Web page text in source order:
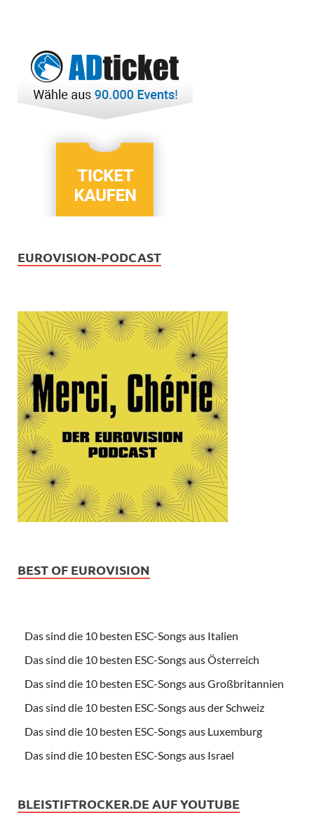
EUROVISION-PODCAST
BEST OF EUROVISION
Das sind die 10 besten ESC-Songs aus Italien
Das sind die 10 besten ESC-Songs aus Österreich
Das sind die 10 besten ESC-Songs aus Großbritannien
Das sind die 10 besten ESC-Songs aus der Schweiz
Das sind die 10 besten ESC-Songs aus Luxemburg
Das sind die 10 besten ESC-Songs aus Israel
BLEISTIFTROCKER.DE AUF YOUTUBE